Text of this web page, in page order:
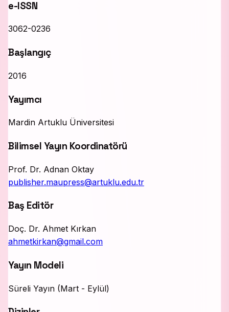
e-ISSN
3062-0236
Başlangıç
2016
Yayımcı
Mardin Artuklu Üniversitesi
Bilimsel Yayın Koordinatörü
Prof. Dr. Adnan Oktay
publisher.maupress@artuklu.edu.tr
Baş Editör
Doç. Dr. Ahmet Kırkan
ahmetkirkan@gmail.com
Yayın Modeli
Süreli Yayın (Mart - Eylül)